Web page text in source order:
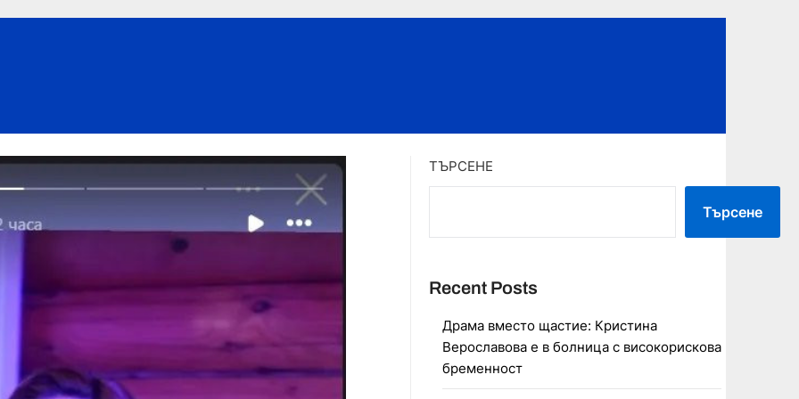
ТЪРСЕНЕ
Търсене
Recent Posts
Драма вместо щастие: Кристина
Верославова е в болница с високорискова
бременност